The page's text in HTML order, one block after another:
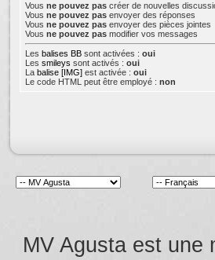
Vous ne pouvez pas créer de nouvelles
Vous ne pouvez pas envoyer des réponses
Vous ne pouvez pas envoyer des pièces jointes
Vous ne pouvez pas modifier vos messages
Les balises BB sont activées : oui
Les smileys sont activés : oui
La balise [IMG] est activée : oui
Le code HTML peut être employé : non
MV Agusta est une